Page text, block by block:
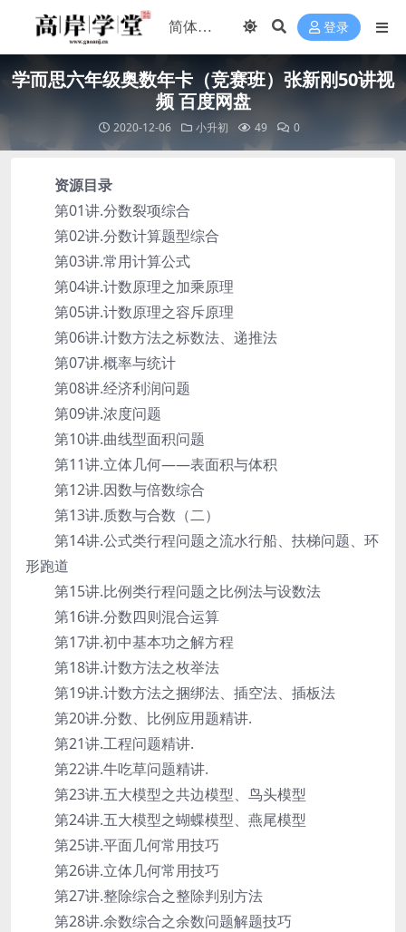
登录
学而思六年级奥数年卡（竞赛班）张新刚50讲视
频 百度网盘
2020-12-06 小升初 49 0
资源目录
第01讲.分数裂项综合
第02讲.分数计算题型综合
第03讲.常用计算公式
第04讲.计数原理之加乘原理
第05讲.计数原理之容斥原理
第06讲.计数方法之标数法、递推法
第07讲.概率与统计
第08讲.经济利润问题
第09讲.浓度问题
第10讲.曲线型面积问题
第11讲.立体几何——表面积与体积
第12讲.因数与倍数综合
第13讲.质数与合数（二）
第14讲.公式类行程问题之流水行船、扶梯问题、环
形跑道
第15讲.比例类行程问题之比例法与设数法
第16讲.分数四则混合运算
第17讲.初中基本功之解方程
第18讲.计数方法之枚举法
第19讲.计数方法之捆绑法、插空法、插板法
第20讲.分数、比例应用题精讲.
第21讲.工程问题精讲.
第22讲.牛吃草问题精讲.
第23讲.五大模型之共边模型、鸟头模型
第24讲.五大模型之蝴蝶模型、燕尾模型
第25讲.平面几何常用技巧
第26讲.立体几何常用技巧
第27讲.整除综合之整除判别方法
第28讲.余数综合之余数问题解题技巧